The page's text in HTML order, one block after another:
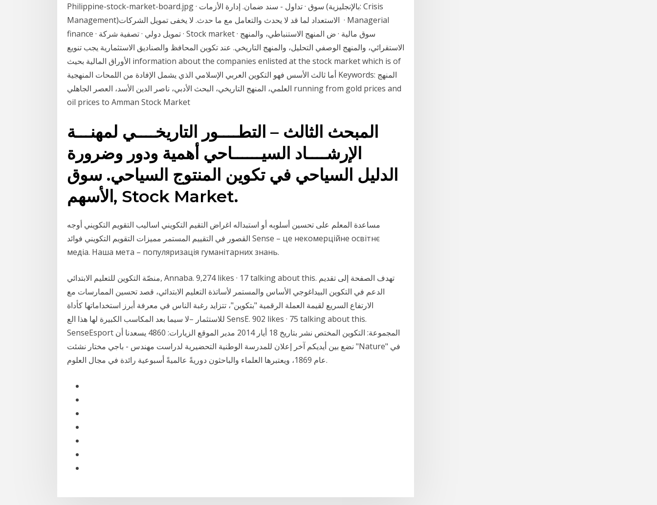
Philippine-stock-market-board.jpg · سوق · تداول - سند ضمان. إدارة الأزمات (بالإنجليزية: Crisis
Management)‏ الاستعداد لما قد لا يحدث والتعامل مع ما حدث. لا يخفى تمويل الشركات · Managerial
finance · تمويل دولي · تصفية شركة · Stock market · سوق مالية · ض المنهج الاستنباطي، والمنهج
الاستقرائي، والمنهج الوصفي التحليل، والمنهج التاريخي. عند تكوين المحافظ والصناديق الاستثمارية يجب تنويع
الأوراق المالية بحيث information about the companies enlisted at the stock market which is of
أما ثالث الأسس فهو التكوين العربي الإسلامي الذي يشمل الإفادة من اللمحات المنهجية Keywords: المنهج
العلمي، المنهج التاريخي، البحث الأدبي، ناصر الدين الأسد، العصر الجاهلي running from gold prices and
oil prices to Amman Stock Market
المبحث الثالث – التطــــور التاريخــــي لمهنـــة
الإرشــــاد السيــــــاحي أهمية ودور وضرورة
الدليل السياحي في تكوين المنتوج السياحي. سوق
الأسهم, Stock Market.
مساعدة المعلم على تحسين أسلوبه أو استبداله اغراض التقيم التكويني اساليب التقويم التكويني أوجه
القصور في التقييم المستمر مميزات التقويم التكويني فوائد Sense – це некомерційне освітнє
медіа. Наша мета – популяризація гуманітарних знань.
الدعم في التكوين البيداغوجي الأساس والمستمر لأساتذة التعليم الابتدائي، قصد تحسين الممارسات مع
الارتفاع السريع لقيمة العملة الرقمية "بتكوين"، تتزايد رغبة الناس في معرفة أبرز استخداماتها كأداة
للاستثمار –لا سيما بعد المكاسب الكبيرة لها هذا الع SensE. 902 likes · 75 talking about this.
SenseEsport المجموعة: التكوين المختص نشر بتاريخ 18 أيار 2014 مدير الموقع الزيارات: 4860 يسعدنا أن
نضع بين أيديكم آخر إعلان للمدرسة الوطنية التحضيرية لدراست مهندس - باجي مختار نشئت "Nature" في
عام 1869، ويعتبرها العلماء والباحثون دوريةً عالميةً أسبوعية رائدة في مجال العلوم.